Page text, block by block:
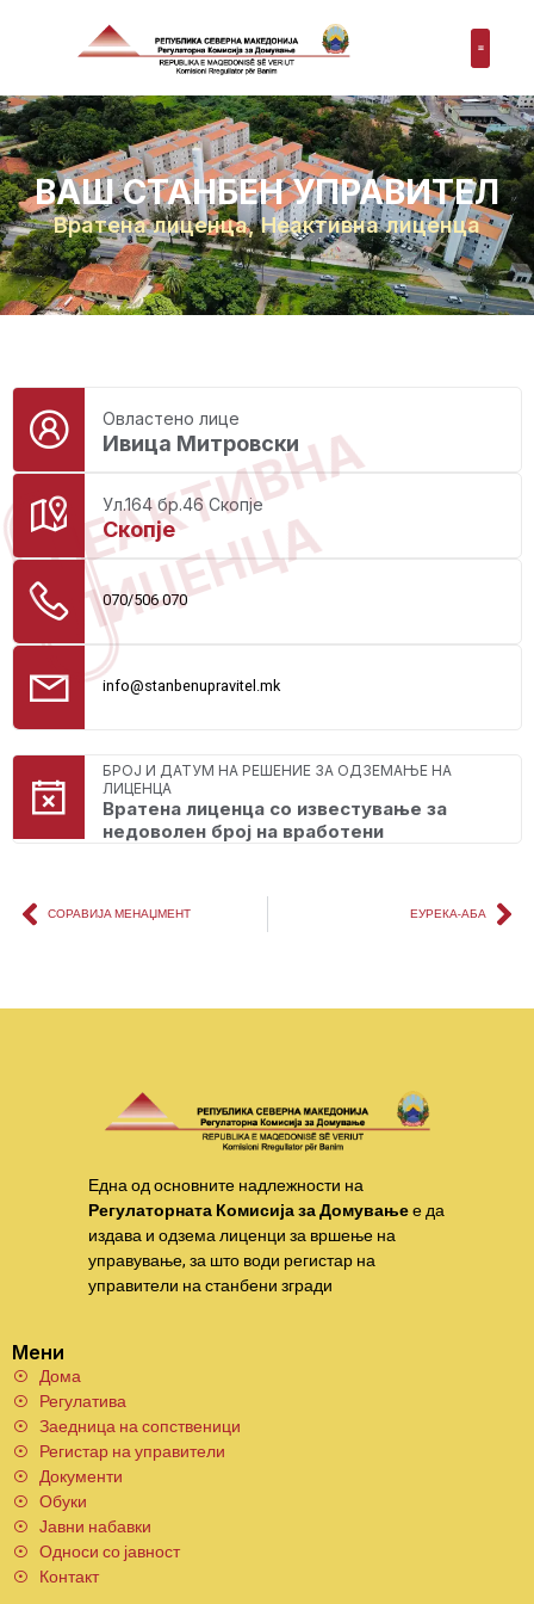
ВАШ СТАНБЕН УПРАВИТЕЛ
Вратена лиценца,Неактивна лиценца
Овластено лице
Ивица Митровски
Ул.164 бр.46 Скопје
Скопје
070/506 070
info@stanbenupravitel.mk
БРОЈ И ДАТУМ НА РЕШЕНИЕ ЗА ОДЗЕМАЊЕ НА
ЛИЦЕНЦА
Вратена лиценца со известување за
недоволен број на вработени
НЕАКТИВНА
ЛИЦЕНЦА
СОРАВИЈА МЕНАЏМЕНТ ЕУРЕКА-АБА
Една од основните надлежности на
Регулаторната Комисија за Домувањее да
издава и одзема лиценци за вршење на
управување, за што води регистар на
управители на станбени згради
Мени
Дома
Регулатива
Заедница на сопственици
Регистар на управители
Документи
Обуки
Јавни набавки
Односи со јавност
Контакт